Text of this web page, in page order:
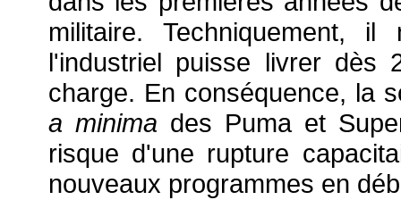
militaire. Techniquement,
l'industriel puisse livrer dès
charge. En conséquence, la
a minima des Puma et
risque d'une rupture
nouveaux programmes en